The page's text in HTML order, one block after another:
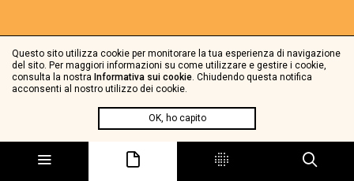
Questo sito utilizza cookie per monitorare la tua esperienza di navigazione
del sito. Per maggiori informazioni su come utilizzare e gestire i cookie,
consulta la nostra Informativa sui cookie. Chiudendo questa notifica
acconsenti al nostro utilizzo dei cookie.
OK, ho capito